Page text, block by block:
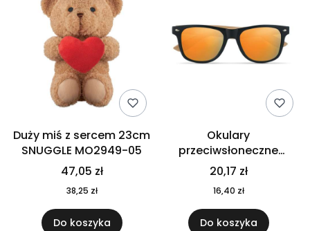
Duży miś z sercem 23cm
SNUGGLE MO2949-05
47,05 zł
38,25 zł
Do koszyka
Okulary
przeciwsłoneczne
CALIFORNIA TOUCH
MO9617-10
20,17 zł
16,40 zł
Do koszyka